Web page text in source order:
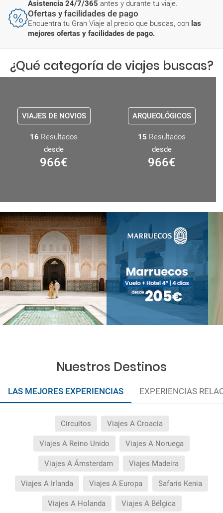
Asistencia 24/7/365 antes y durante tu viaje.
Ofertas y facilidades de pago
Encuentra tu Gran Viaje al precio que buscas, con las
mejores ofertas y facilidades de pago.
¿Qué categoría de viajes buscas?
VIAJES DE NOVIOS
16 Resultados
desde
966€
ARQUEOLÓGICOS
15 Resultados
desde
966€
Nuestros Destinos
LAS MEJORES EXPERIENCIAS EXPERIENCIAS
Circuitos Viajes A Croacia
Viajes A Reino Unido Viajes A Noruega
Viajes A Ámsterdam Viajes Madeira
Viajes A Irlanda Viajes A Europa Safaris Kenia
Viajes A Holanda Viajes A Bélgica